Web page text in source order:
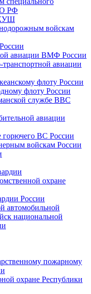
РФ
войскам
авиации ВМФ России
транспортной авиации
флоту России
флоту России
службе ВВС
авиации
горючего ВС России
войскам России
охране
России
автомобильной
национальной
пожарному
охране Республики